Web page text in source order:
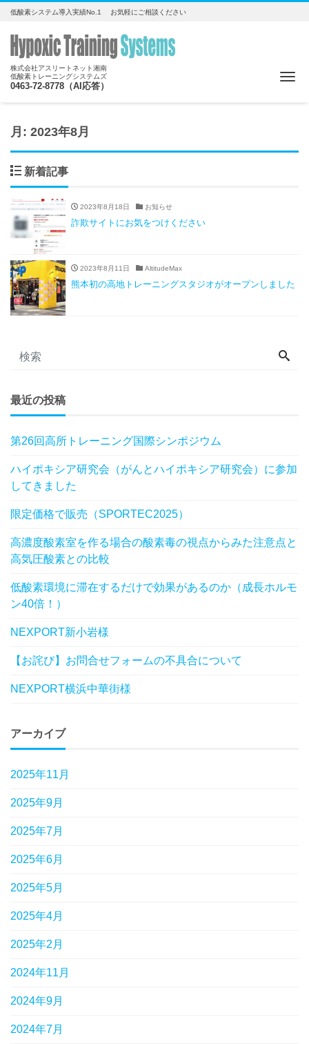
低酸素システム導入実績No.1 お気軽にご相談ください
株式会社アスリートネット湘南
低酸素トレーニングシステムズ
0463-72-8778（AI応答）
月: 2023年8月
新着記事
2023年8月18日 お知らせ
詐欺サイトにお気をつけください
2023年8月11日 AltitudeMax
熊本初の高地トレーニングスタジオがオープンしました
最近の投稿
第26回高所トレーニング国際シンポジウム
ハイポキシア研究会（がんとハイポキシア研究会）に参加
してきました
限定価格で販売（SPORTEC2025）
高濃度酸素室を作る場合の酸素毒の視点からみた注意点と
高気圧酸素との比較
低酸素環境に滞在するだけで効果があるのか（成長ホルモ
ン40倍！）
NEXPORT新小岩様
【お詫び】お問合せフォームの不具合について
NEXPORT横浜中華街様
アーカイブ
2025年11月
2025年9月
2025年7月
2025年6月
2025年5月
2025年4月
2025年2月
2024年11月
2024年9月
2024年7月